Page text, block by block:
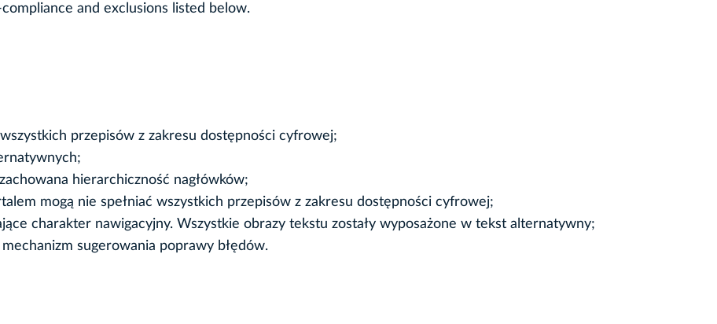
and exclusions listed below.
przepisów z zakresu dostępności cyfrowej;
hierarchiczność nagłówków;
mogą nie spełniać wszystkich przepisów z zakresu dostępności cyfrowej;
charakter nawigacyjny. Wszystkie obrazy tekstu zostały wyposażone w tekst alternatywny;
sugerowania poprawy błędów.